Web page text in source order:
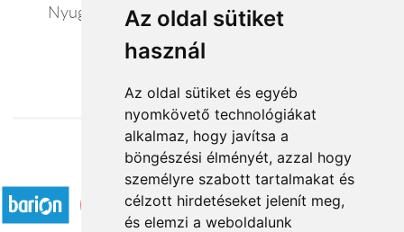
Az oldal sütiket
használ
Az oldal sütiket és egyéb
nyomkövető technológiákat
alkalmaz, hogy javítsa a
böngészési élményét, azzal hogy
személyre szabott tartalmakat és
célzott hirdetéseket jelenít meg,
és elemzi a weboldalunk
Nyugalom szigete - exkluzív ajándék csomag
20 440 Ft-tól
Elfogadott fizetési módok